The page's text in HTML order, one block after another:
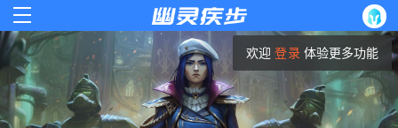
欢迎 登录 体验更多功能